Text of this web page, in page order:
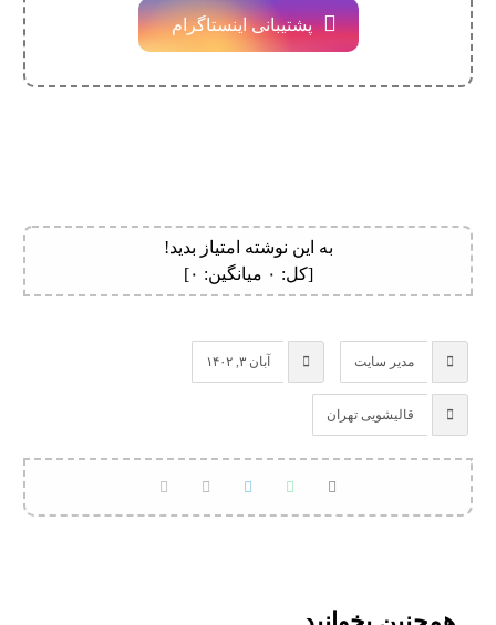
پشتیبانی اینستاگرام
به این نوشته امتیاز بدید!
[کل: ۰ میانگین: ۰]
مدیر سایت آبان ۳, ۱۴۰۲
قالیشویی تهران